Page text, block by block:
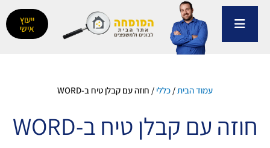
דילוג
ייעוץ
אישי
עמוד הבית / כללי / חוזה עם קבלן טיח ב-WORD
חוזה עם קבלן טיח ב-WORD